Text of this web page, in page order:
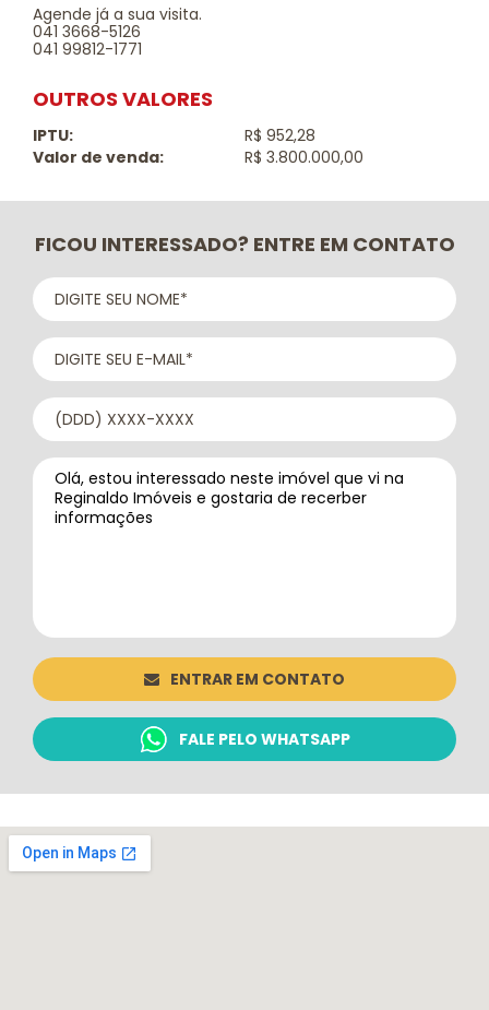
Agende já a sua visita.
041 3668-5126
041 99812-1771
OUTROS VALORES
IPTU:
R$ 952,28
Valor de venda:
R$ 3.800.000,00
FICOU INTERESSADO? ENTRE EM CONTATO
ENTRAR EM CONTATO
FALE PELO WHATSAPP